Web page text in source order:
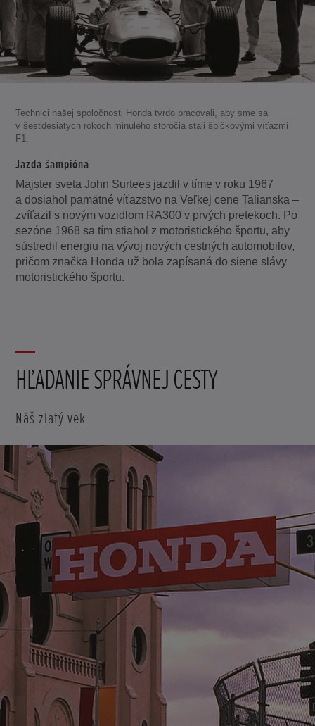
Technici našej spoločnosti Honda tvrdo pracovali, aby sme sa
v šesťdesiatych rokoch minulého storočia stali špičkovými víťazmi
F1.
Jazda šampióna
Majster sveta John Surtees jazdil v tíme v roku 1967
a dosiahol pamätné víťazstvo na Veľkej cene Talianska –
zvíťazil s novým vozidlom RA300 v prvých pretekoch. Po
sezóne 1968 sa tím stiahol z motoristického športu, aby
sústredil energiu na vývoj nových cestných automobilov,
pričom značka Honda už bola zapísaná do siene slávy
motoristického športu.
HĽADANIE SPRÁVNEJ CESTY
Náš zlatý vek.